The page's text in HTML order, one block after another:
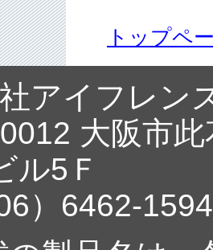
トップペ
アイフレン
大阪市
ル5Ｆ
）6462-